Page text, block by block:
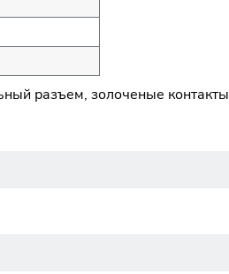
разъем, золоченые контакты